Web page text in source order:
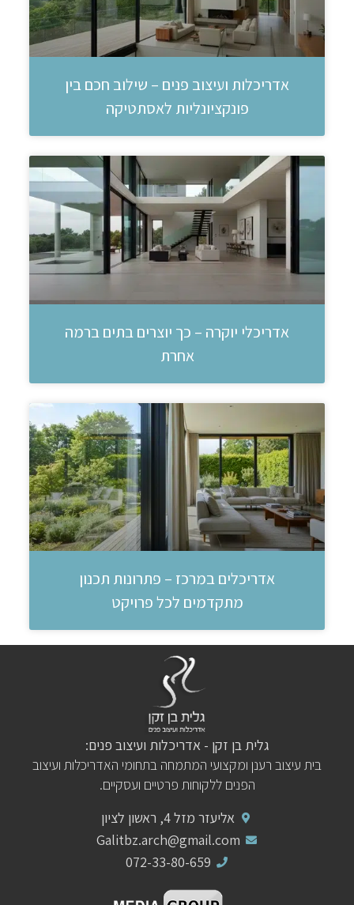
אדריכלות ועיצוב פנים – שילוב חכם בין
פונקציונליות לאסתטיקה
אדריכלי יוקרה – כך יוצרים בתים ברמה
אחרת
אדריכלים במרכז – פתרונות תכנון
מתקדמים לכל פרויקט
גלית בן זקן - אדריכלות ועיצוב פנים:
בית עיצוב רענן ומקצועי המתמחה בתחומי האדריכלות ועיצוב
הפנים ללקוחות פרטיים ועסקיים.
אליעזר מזל 4, ראשון לציון
Galitbz.arch@gmail.com
072-33-80-659